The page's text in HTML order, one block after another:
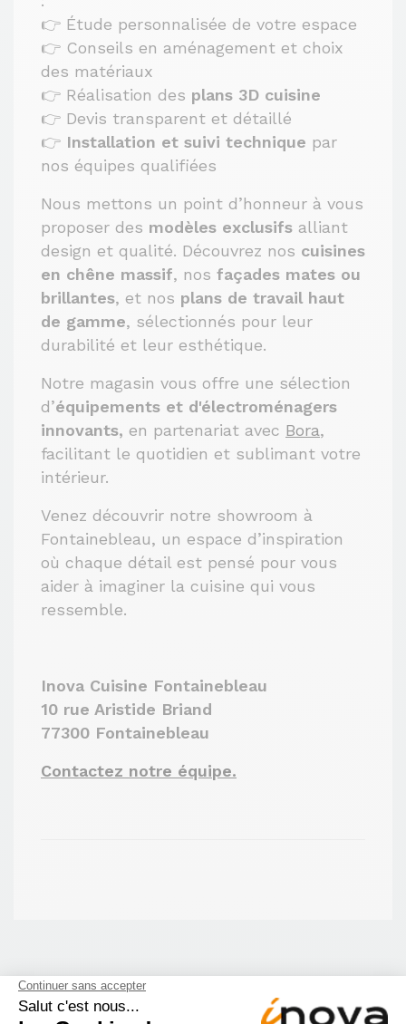
👉 Étude personnalisée de votre espace
👉 Conseils en aménagement et choix
des matériaux
👉 Réalisation des plans 3D cuisine
👉 Devis transparent et détaillé
👉 Installation et suivi technique par
nos équipes qualifiées
Nous mettons un point d’honneur à vous
proposer des modèles exclusifs alliant
design et qualité. Découvrez nos cuisines
en chêne massif, nos façades mates ou
brillantes, et nos plans de travail haut
de gamme, sélectionnés pour leur
durabilité et leur esthétique.
Notre magasin vous offre une sélection
d’équipements et d'électroménagers
innovants, en partenariat avec Bora,
facilitant le quotidien et sublimant votre
intérieur.
Venez découvrir notre showroom à
Fontainebleau, un espace d’inspiration
où chaque détail est pensé pour vous
aider à imaginer la cuisine qui vous
ressemble.
Inova Cuisine Fontainebleau
10 rue Aristide Briand
77300 Fontainebleau
Contactez notre équipe.
Dans la même catégorie